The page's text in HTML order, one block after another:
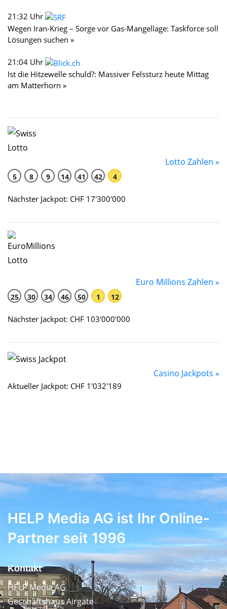
21:32 Uhr
Wegen Iran-Krieg – Sorge vor Gas-Mangellage: Taskforce soll
Lösungen suchen »
21:04 Uhr
Ist die Hitzewelle schuld?: Massiver Felssturz heute Mittag
am Matterhorn »
Lotto Zahlen »
5 8 9 14 41 42 4
Nächster Jackpot: CHF 17'300'000
Euro Millions Zahlen »
25 30 34 46 50 1 12
Nächster Jackpot: CHF 103'000'000
Casino Jackpots »
Aktueller Jackpot: CHF 1'032'189
HELP Media AG ist Ihr Online-
Partner seit 1996
Kontakt
HELP Media AG
Geschäftshaus Airgate